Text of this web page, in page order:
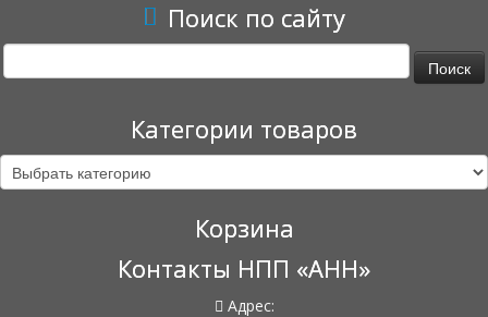
Поиск по сайту
Найти:
Категории товаров
Корзина
Контакты НПП «АНН»
Адрес: